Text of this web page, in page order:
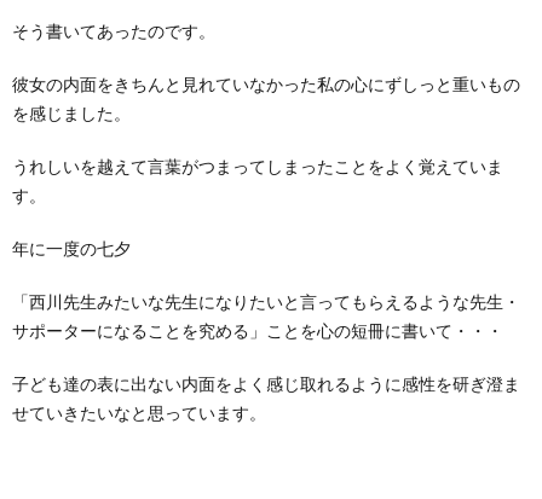
そう書いてあったのです。
彼女の内面をきちんと見れていなかった私の心にずしっと重いもの
を感じました。
うれしいを越えて言葉がつまってしまったことをよく覚えていま
す。
年に一度の七夕
「西川先生みたいな先生になりたいと言ってもらえるような先生・
サポーターになることを究める」ことを心の短冊に書いて・・・
子ども達の表に出ない内面をよく感じ取れるように感性を研ぎ澄ま
せていきたいなと思っています。